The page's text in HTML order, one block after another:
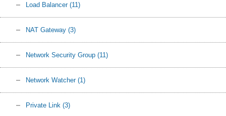
Load Balancer (11)
NAT Gateway (3)
Network Security Group (11)
Network Watcher (1)
Private Link (3)